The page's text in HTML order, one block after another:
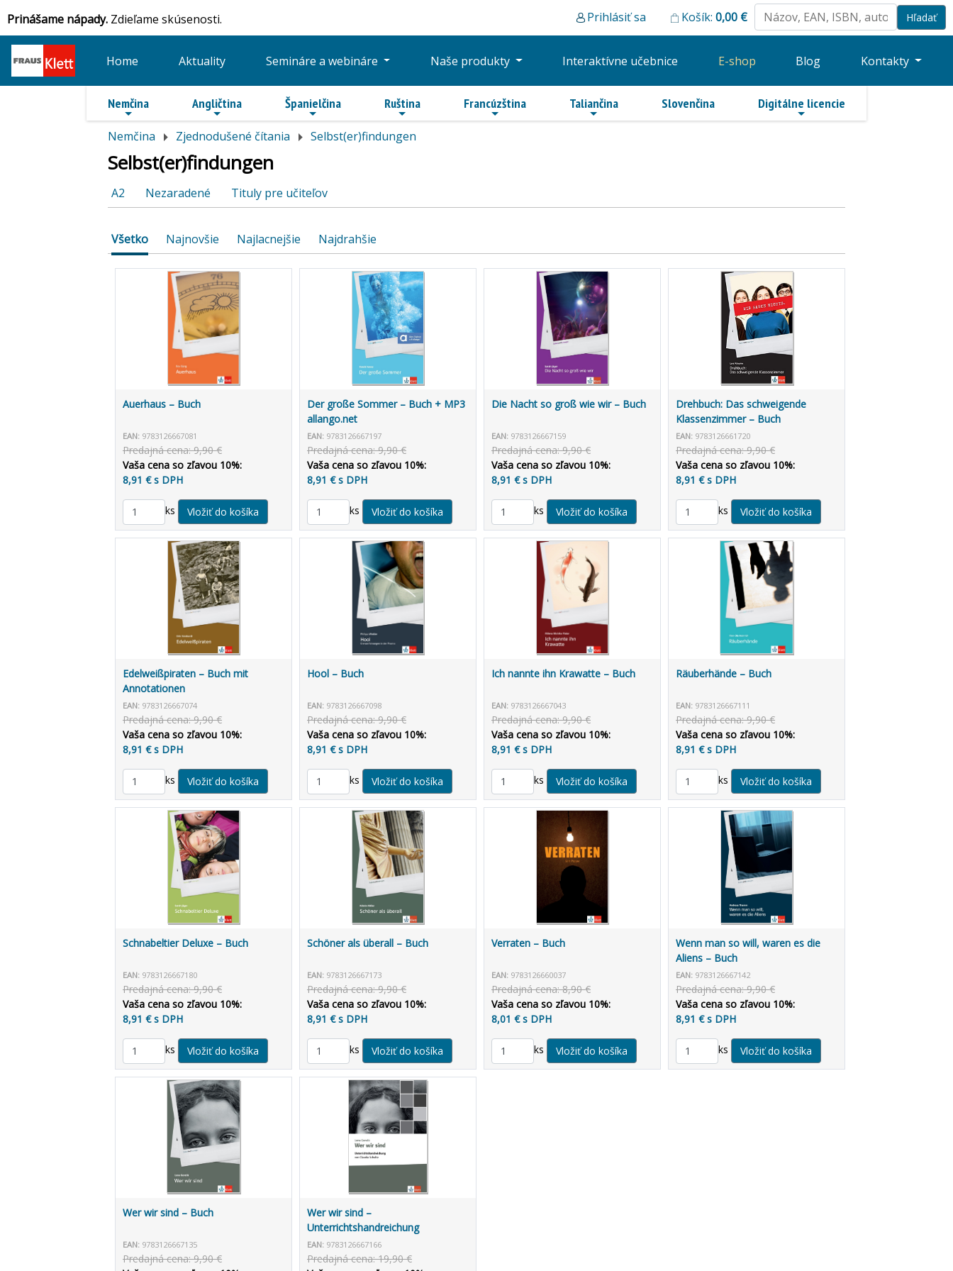
Prinášame nápady. Zdieľame skúsenosti. Prihlásiť sa Košík: 0,00 €
Home Aktuality Semináre a webináre Naše produkty Interaktívne učebnice E-shop Blog Kontakty
Nemčina Angličtina Španielčina Ruština Francúzština Taliančina Slovenčina Digitálne licencie
Nemčina Zjednodušené čítania Selbst(er)findungen
Selbst(er)findungen
A2 Nezaradené Tituly pre učiteľov
Všetko Najnovšie Najlacnejšie Najdrahšie
Auerhaus – Buch
EAN: 9783126667081
Predajná cena: 9,90 €
Vaša cena so zľavou 10%:
8,91 € s DPH
ks
Der große Sommer – Buch + MP3
allango.net
EAN: 9783126667197
Predajná cena: 9,90 €
Vaša cena so zľavou 10%:
8,91 € s DPH
ks
Die Nacht so groß wie wir – Buch
EAN: 9783126667159
Predajná cena: 9,90 €
Vaša cena so zľavou 10%:
8,91 € s DPH
ks
Drehbuch: Das schweigende
Klassenzimmer – Buch
EAN: 9783126661720
Predajná cena: 9,90 €
Vaša cena so zľavou 10%:
8,91 € s DPH
ks
Edelweißpiraten – Buch mit
Annotationen
EAN: 9783126667074
Predajná cena: 9,90 €
Vaša cena so zľavou 10%:
8,91 € s DPH
ks
Hool – Buch
EAN: 9783126667098
Predajná cena: 9,90 €
Vaša cena so zľavou 10%:
8,91 € s DPH
ks
Ich nannte ihn Krawatte – Buch
EAN: 9783126667043
Predajná cena: 9,90 €
Vaša cena so zľavou 10%:
8,91 € s DPH
ks
Räuberhände – Buch
EAN: 9783126667111
Predajná cena: 9,90 €
Vaša cena so zľavou 10%:
8,91 € s DPH
ks
Schnabeltier Deluxe – Buch
EAN: 9783126667180
Predajná cena: 9,90 €
Vaša cena so zľavou 10%:
8,91 € s DPH
ks
Schöner als überall – Buch
EAN: 9783126667173
Predajná cena: 9,90 €
Vaša cena so zľavou 10%:
8,91 € s DPH
ks
Verraten – Buch
EAN: 9783126660037
Predajná cena: 8,90 €
Vaša cena so zľavou 10%:
8,01 € s DPH
ks
Wenn man so will, waren es die
Aliens – Buch
EAN: 9783126667142
Predajná cena: 9,90 €
Vaša cena so zľavou 10%:
8,91 € s DPH
ks
Wer wir sind – Buch
EAN: 9783126667135
Predajná cena: 9,90 €
Wer wir sind –
Unterrichtshandreichung
EAN: 9783126667166
Predajná cena: 19,90 €